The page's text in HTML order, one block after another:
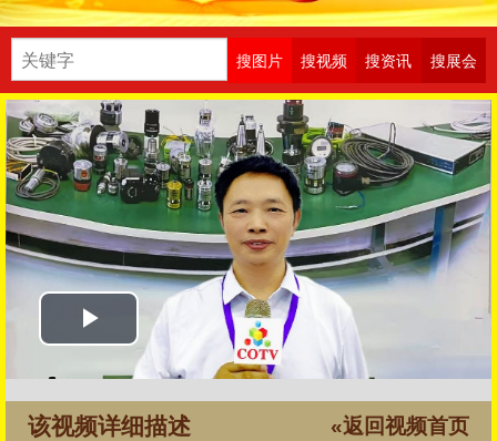
«返回视频首页
该视频详细描述